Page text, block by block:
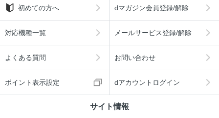
初めての方へ dマガジン会員登録/解除
対応機種一覧 メールサービス登録/解除
よくある質問 お問い合わせ
ポイント表示設定 dアカウントログイン
サイト情報